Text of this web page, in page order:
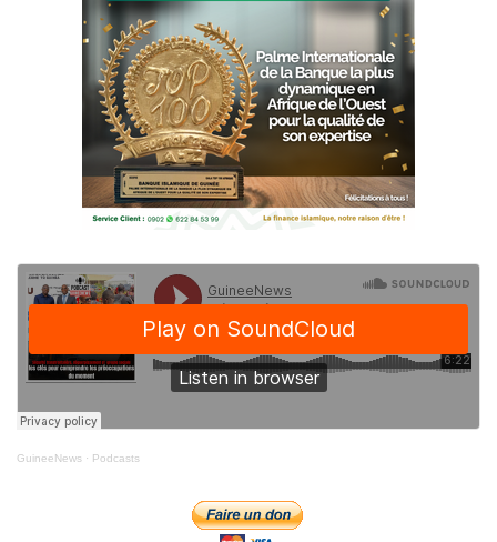
GuineeNews · Podcasts